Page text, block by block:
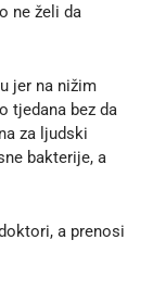
ne želi da
jer na nižim
tjedana bez da
za ljudski
bakterije, a
a prenosi